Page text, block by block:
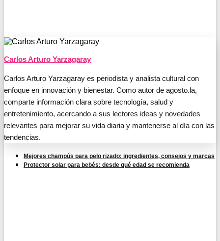
Carlos Arturo Yarzagaray
Carlos Arturo Yarzagaray es periodista y analista cultural con
enfoque en innovación y bienestar. Como autor de agosto.la,
comparte información clara sobre tecnología, salud y
entretenimiento, acercando a sus lectores ideas y novedades
relevantes para mejorar su vida diaria y mantenerse al día con las
tendencias.
Mejores champús para pelo rizado: ingredientes, consejos y marcas
Protector solar para bebés: desde qué edad se recomienda